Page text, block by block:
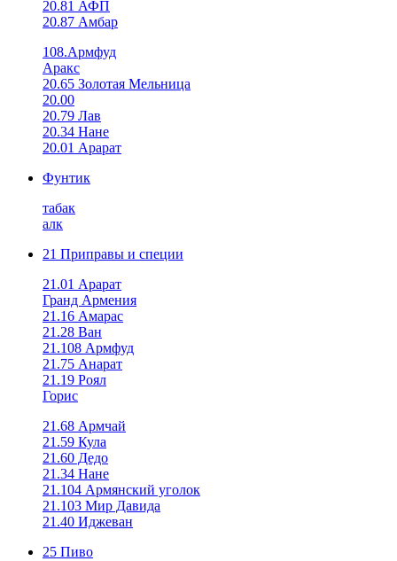
20.81 АФП
20.87 Амбар
108.Армфуд
Аракс
20.65 Золотая Мельница
20.00
20.79 Лав
20.34 Нане
20.01 Арарат
Фунтик
табак
алк
21 Приправы и специи
21.01 Арарат
Гранд Армения
21.16 Амарас
21.28 Ван
21.108 Армфуд
21.75 Анарат
21.19 Роял
Горис
21.68 Армчай
21.59 Кула
21.60 Дедо
21.34 Нане
21.104 Армянский уголок
21.103 Мир Давида
21.40 Иджеван
25 Пиво